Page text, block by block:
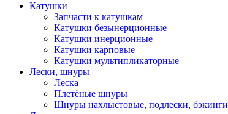
Катушки
Запчасти к катушкам
Катушки безынерционные
Катушки инерционные
Катушки карповые
Катушки мультипликаторные
Лески, шнуры
Леска
Плетёные шнуры
Шнуры нахлыстовые, подлески, бэкинги